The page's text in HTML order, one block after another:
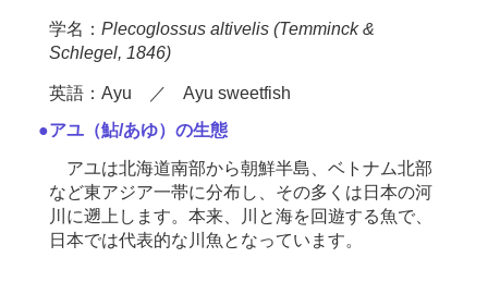
学名： Plecoglossus altivelis (Temminck &
Schlegel, 1846)
英語：Ayu ／ Ayu sweetfish
●アユ（鮎/あゆ）の生態
アユは北海道南部から朝鮮半島、ベトナム北部
など東アジア一帯に分布し、その多くは日本の河
川に遡上します。本来、川と海を回遊する魚で、
日本では代表的な川魚となっています。